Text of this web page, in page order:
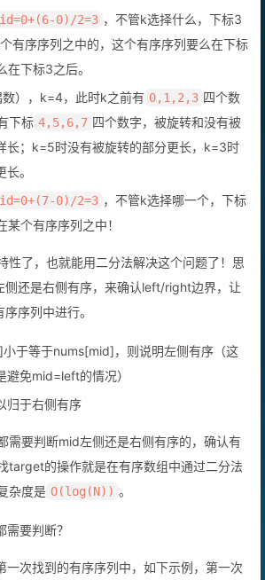
0)/2=3 ，不管k选择什么，下标3
有序序列之中的，这个有序序列要么在下标
在下标3之后。
），k=4，此时k之前有 0,1,2,3 四个数
下标 4,5,6,7 四个数字，被旋转和没有被
长；k=5时没有被旋转的部分更长，k=3时
。
0)/2=3 ，不管k选择哪一个，下标
某个有序序列之中！
性了，也就能用二分法解决这个问题了！思
侧还是右侧有序，来确认left/right边界，让
序列中进行。
于等于nums[mid]，则说明左侧有序（这
避免mid=left的情况）
归于右侧有序
需要判断mid左侧还是右侧有序的，确认有
target的操作就是在有序数组中通过二分法
杂度是 O(log(N)) 。
需要判断？
次找到的有序序列中，如下示例，第一次